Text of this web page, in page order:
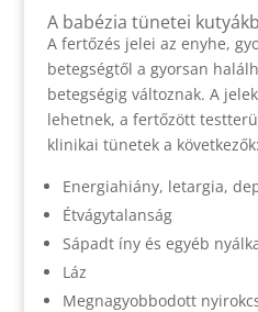
A babézia tünetei
A fertőzés jelei az enyhe,
betegségtől a gyorsan
betegségig változnak. A
lehetnek, a fertőzött
klinikai tünetek a következők:
Energiahiány, letargia,
Étvágytalanság
Sápadt íny és egyéb
Láz
Megnagyobbodott